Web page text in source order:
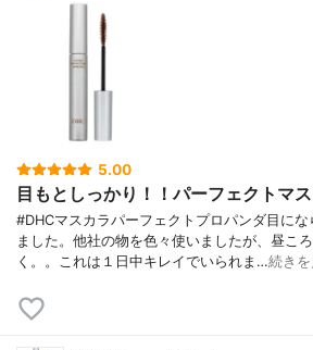
5.00
目もとしっかり！！パーフェクトマス
#DHCマスカラパーフェクトプロパンダ目にな
ました。他社の物を色々使いましたが、昼こ
く。。これは１日中キレイでいられま…続き